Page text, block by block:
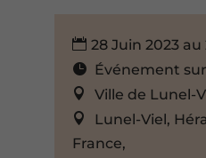
28 Juin 2023 au
Événement
Ville de Lunel-
Lunel-Viel,
France,